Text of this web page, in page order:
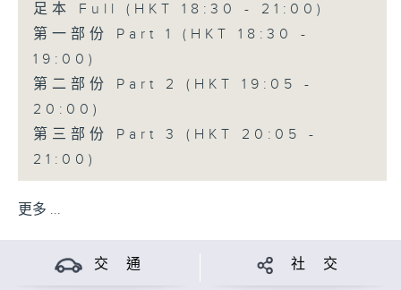
足本 Full (HKT 18:30 - 21:00)
第一部份 Part 1 (HKT 18:30 -
19:00)
第二部份 Part 2 (HKT 19:05 -
20:00)
第三部份 Part 3 (HKT 20:05 -
21:00)
更多 ...
交 通 社 交